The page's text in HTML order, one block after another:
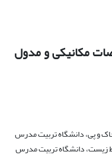
مکانیکی و مدول
و پی، دانشگاه تربیت مدرس